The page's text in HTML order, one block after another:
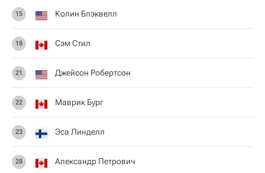
15 Колин Блэквелл
18 Сэм Стил
21 Джейсон Робертсон
22 Маврик Бург
23 Эса Линделл
28 Александр Петрович